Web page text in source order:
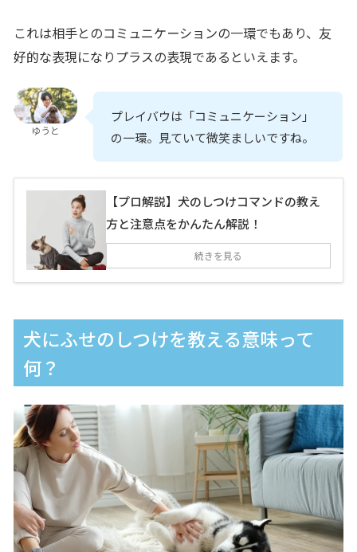
これは相手とのコミュニケーションの一環でもあり、友
好的な表現になりプラスの表現であるといえます。
ゆうと
プレイバウは「コミュニケーション」
の一環。見ていて微笑ましいですね。
【プロ解説】犬のしつけコマンドの教え
方と注意点をかんたん解説！
続きを見る
犬にふせのしつけを教える意味って
何？